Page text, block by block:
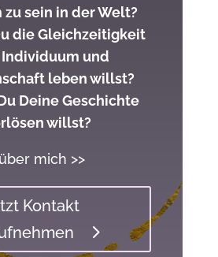
zu sein in der Welt?
die Gleichzeitigkeit
und
leben willst?
Deine Geschichte
willst?
über mich >>
Kontakt